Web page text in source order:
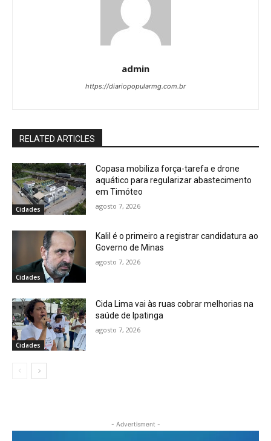
admin
https://diariopopularmg.com.br
RELATED ARTICLES
Cidades
Copasa mobiliza força-tarefa e drone
aquático para regularizar abastecimento
em Timóteo
agosto 7, 2026
Cidades
Kalil é o primeiro a registrar candidatura ao
Governo de Minas
agosto 7, 2026
Cidades
Cida Lima vai às ruas cobrar melhorias na
saúde de Ipatinga
agosto 7, 2026
- Advertisment -